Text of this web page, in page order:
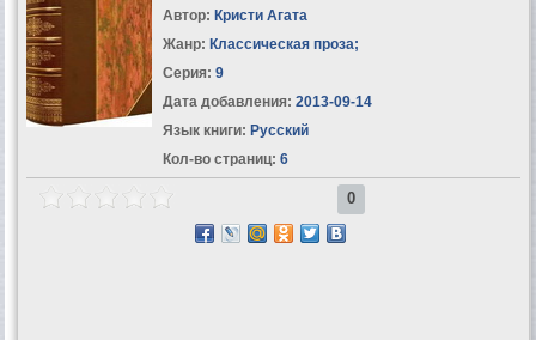
Автор: Кристи Агата
Жанр: Классическая проза;
Серия: 9
Дата добавления: 2013-09-14
Язык книги: Русский
Кол-во страниц: 6
0